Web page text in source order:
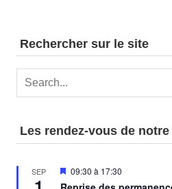
Rechercher sur le site
Les rendez-vous de
SEP
Mis
09:30 à 17:30